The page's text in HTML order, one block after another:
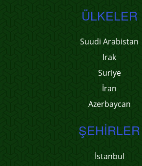
ÜLKELER
Suudi Arabistan
Irak
Suriye
İran
Azerbaycan
ŞEHIRLER
İstanbul